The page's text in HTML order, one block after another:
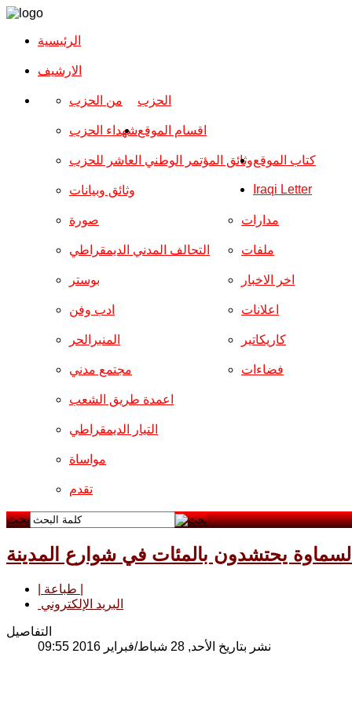
الرئيسية
الارشیف
الحزب من الحزب
شهداء الحزب
وثائق المؤتمر الوطني العاشر للحزب
وثائق وبيانات
اقسام الموقع
صورة
التحالف المدني الديمقراطي
بوستر
ادب وفن
المنبرالحر
مجتمع مدني
مدارات
ملفات
اخر الاخبار
اعلانات
كاريكاتير
فضاءات
اعمدة طريق الشعب
التيار الديمقراطي
مواساة
تقدم
كتاب الموقع
Iraqi Letter
بحث
البريد الإلكتروني
التفاصيل
نشر بتاريخ الأحد, 28 شباط/فبراير 2016 09:55